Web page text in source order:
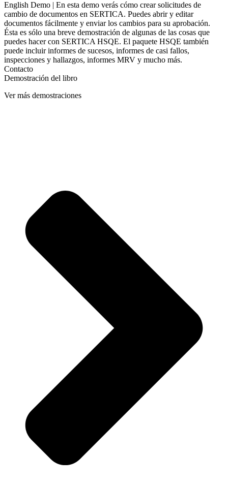
English Demo | En esta demo verás cómo crear solicitudes de
cambio de documentos en SERTICA. Puedes abrir y editar
documentos fácilmente y enviar los cambios para su aprobación.
Ésta es sólo una breve demostración de algunas de las cosas que
puedes hacer con SERTICA HSQE. El paquete HSQE también
puede incluir informes de sucesos, informes de casi fallos,
inspecciones y hallazgos, informes MRV y mucho más.
Contacto
Demostración del libro
Ver más demostraciones